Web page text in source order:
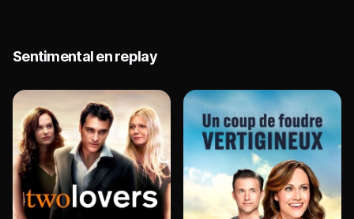
Sentimental en replay